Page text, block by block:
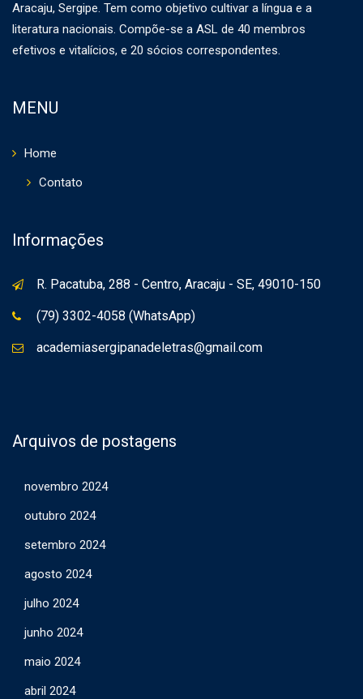
Aracaju, Sergipe. Tem como objetivo cultivar a língua e a
literatura nacionais. Compõe-se a ASL de 40 membros
efetivos e vitalícios, e 20 sócios correspondentes.
MENU
Home
Contato
Informações
R. Pacatuba, 288 - Centro, Aracaju - SE, 49010-150
(79) 3302-4058 (WhatsApp)
academiasergipanadeletras@gmail.com
Arquivos de postagens
novembro 2024
outubro 2024
setembro 2024
agosto 2024
julho 2024
junho 2024
maio 2024
abril 2024